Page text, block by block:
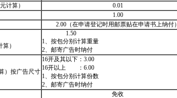
计算） 0.01
1.00
2.00（在申请登记时用邮票贴在申请书上纳付）
）
1.50
1、按包分别计算重量
2、邮寄广告时纳付
）按广告尺寸
16开及其以下：3.00
16开以上 ：6.00
1、按包分别计算份数
2、邮寄广告时纳付
免收